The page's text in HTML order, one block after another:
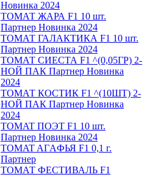
Новинка 2024
ТОМАТ ЖАРА F1 10 шт.
Партнер Новинка 2024
ТОМАТ ГАЛАКТИКА F1 10 шт.
Партнер Новинка 2024
ТОМАТ СИЕСТА F1 ^(0,05ГР) 2-
НОЙ ПАК Партнер Новинка
2024
ТОМАТ КОСТИК F1 ^(10ШТ) 2-
НОЙ ПАК Партнер Новинка
2024
TOMAT ПOЭT F1 10 шт.
Пapтнeр Новинка 2024
TOMAT AГAФЬЯ F1 0,1 г.
Пapтнep
ТОМАТ ФЕСТИВАЛЬ F1